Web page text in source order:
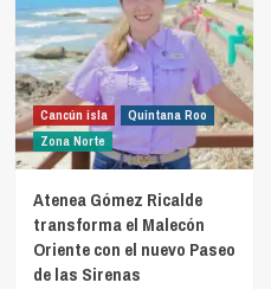
Cancún isla
Quintana Roo
Zona Norte
Atenea Gómez Ricalde
transforma el Malecón
Oriente con el nuevo Paseo
de las Sirenas